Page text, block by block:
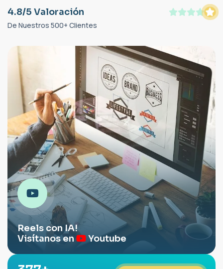
4.8/5 Valoración
De Nuestros 500+ Clientes
Reels con IA!
Visítanos en
Youtube